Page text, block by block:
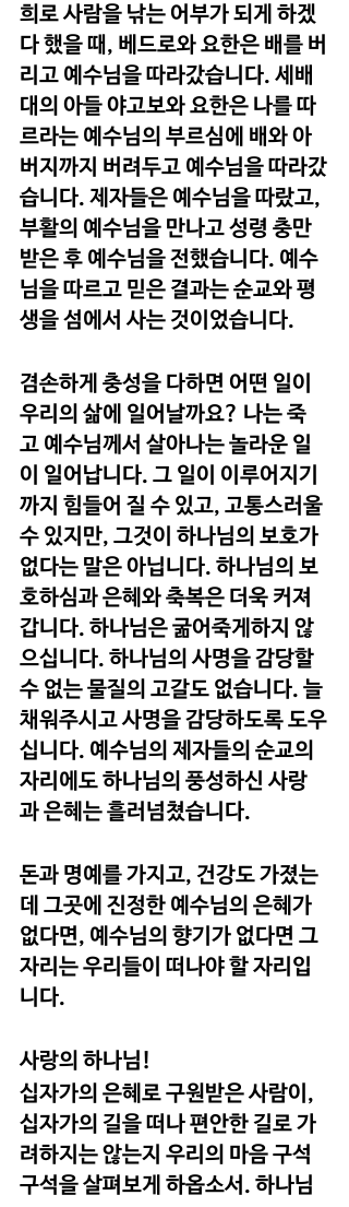
희로 사람을 낚는 어부가 되게 하겠
다 했을 때, 베드로와 요한은 배를 버
리고 예수님을 따라갔습니다. 세배
대의 아들 야고보와 요한은 나를 따
르라는 예수님의 부르심에 배와 아
버지까지 버려두고 예수님을 따라갔
습니다. 제자들은 예수님을 따랐고,
부활의 예수님을 만나고 성령 충만
받은 후 예수님을 전했습니다. 예수
님을 따르고 믿은 결과는 순교와 평
생을 섬에서 사는 것이었습니다.
겸손하게 충성을 다하면 어떤 일이
우리의 삶에 일어날까요? 나는 죽
고 예수님께서 살아나는 놀라운 일
이 일어납니다. 그 일이 이루어지기
까지 힘들어 질 수 있고, 고통스러울
수 있지만, 그것이 하나님의 보호가
없다는 말은 아닙니다. 하나님의 보
호하심과 은혜와 축복은 더욱 커져
갑니다. 하나님은 굶어죽게하지 않
으십니다. 하나님의 사명을 감당할
수 없는 물질의 고갈도 없습니다. 늘
채워주시고 사명을 감당하도록 도우
십니다. 예수님의 제자들의 순교의
자리에도 하나님의 풍성하신 사랑
과 은혜는 흘러넘쳤습니다.
돈과 명예를 가지고, 건강도 가졌는
데 그곳에 진정한 예수님의 은혜가
없다면, 예수님의 향기가 없다면 그
자리는 우리들이 떠나야 할 자리입
니다.
사랑의 하나님!
십자가의 은혜로 구원받은 사람이,
십자가의 길을 떠나 편안한 길로 가
려하지는 않는지 우리의 마음 구석
구석을 살펴보게 하옵소서. 하나님